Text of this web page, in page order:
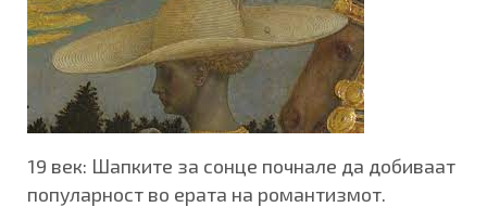
19 век: Шапките за сонце почнале да добиваат
популарност во ерата на романтизмот.